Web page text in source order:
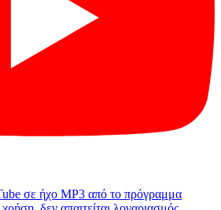
σε ήχο MP3 από το πρόγραμμα